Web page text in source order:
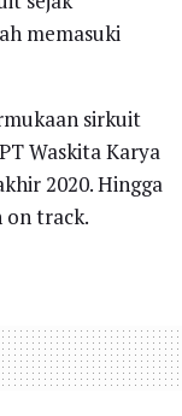
memasuki
sirkuit
Waskita Karya
2020. Hingga
on track.